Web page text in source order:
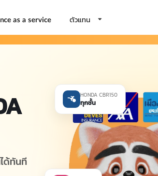
as a service ตัวแทน
ด้ทันที
HONDA CBR150
ทุกชั้น